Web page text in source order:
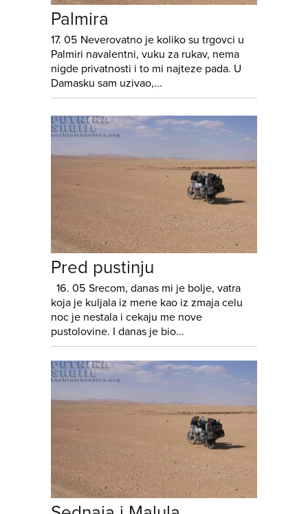
Palmira
17. 05 Neverovatno je koliko su trgovci u
Palmiri navalentni, vuku za rukav, nema
nigde privatnosti i to mi najteze pada. U
Damasku sam uzivao,...
Pred pustinju
16. 05 Srecom, danas mi je bolje, vatra
koja je kuljala iz mene kao iz zmaja celu
noc je nestala i cekaju me nove
pustolovine. I danas je bio...